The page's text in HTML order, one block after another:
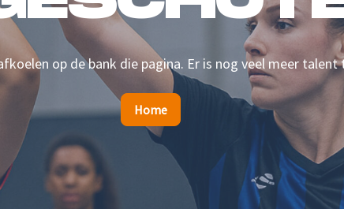
op de bank die pagina. Er is nog veel meer talent
Home